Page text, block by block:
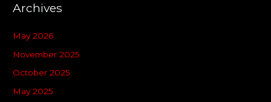
Archives
May 2026
November 2025
October 2025
May 2025